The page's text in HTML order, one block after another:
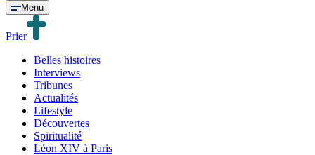
Menu
Prier
Belles histoires
Interviews
Tribunes
Actualités
Lifestyle
Découvertes
Spiritualité
Léon XIV à Paris